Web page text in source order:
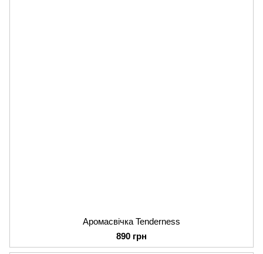
Аромасвічка Tenderness
890 грн